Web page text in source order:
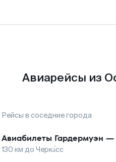
Авиарейсы из
Рейсы в соседние города
Авиабилеты Гардермуэн —
130 км до Черка́сс